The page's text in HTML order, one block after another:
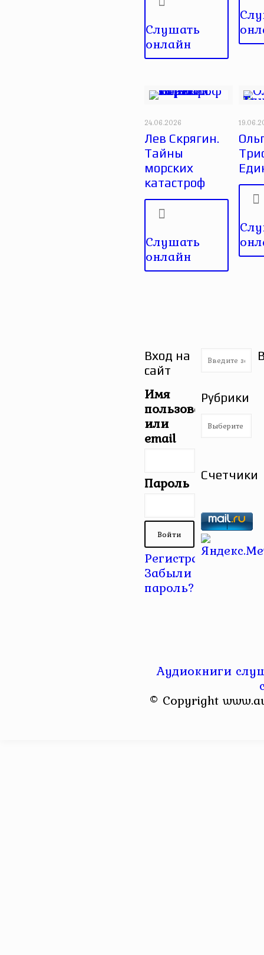
Слушать
онлайн
24.06.2026
Лев Скрягин.
Тайны
морских
катастроф
Слушать
онлайн
Вход на
сайт
Имя
пользователя
или
email
Пароль
Регистрация |
Забыли
пароль?
Рубрики
Рубрики
Счетчики
Аудиокниги
© Copyright